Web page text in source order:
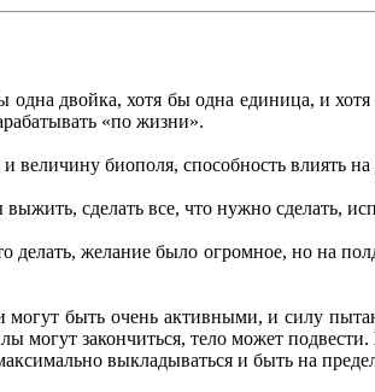
двойка, хотя бы одна единица, и
«по жизни».
величину биополя, способность
сделать все, что нужно сделать,
делать, желание было огромное, но на
быть очень активными, и силу
могут закончиться, тело может
выкладываться и быть на